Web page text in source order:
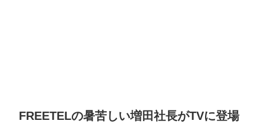
FREETELの暑苦しい増田社長がTVに登場